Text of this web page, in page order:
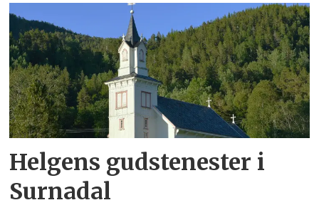
Helgens gudstenester i
Surnadal